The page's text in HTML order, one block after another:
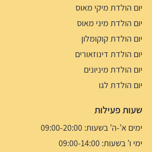
יום הולדת מיקי מאוס
יום הולדת מיני מאוס
יום הולדת קוקומלון
יום הולדת דינוזאורים
יום הולדת מיניונים
יום הולדת לגו
שעות פעילות
ימים א’-ה’ בשעות: 09:00-20:00
ימי ו’ בשעות: 09:00-14:00